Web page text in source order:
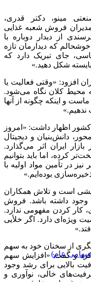
عام)
مینو، دکتر قدری،
فروش شعبه غذایی
از دیدار دوباره با
که دیدارمان تازه
جای تبریک دارد که
شکل دهید.»
افزود: «وقتی فعالیت یا
به محیط کلان نگاه می‌شود.
و اینکه چگونه از آنها
ندهیم.»
اظهار داشت: «امروز
دانش‌بنیان و دیجیتال
ایران اثر می‌گذارد.
کرده، اما باید بتوانیم
در تأمین مواد اولیه با
بوده‌ایم.»
است و تلاش همکاران
وجود داشته باشد. فروش
کار کردن مفهومی ندارد.
ویژه‌ای دارد. اگر خلأیی
از سخنان خود به سهم
کرد و گفت: «افزایش سهم
بالایی برای رشد وجود
خالی، نوآوری و